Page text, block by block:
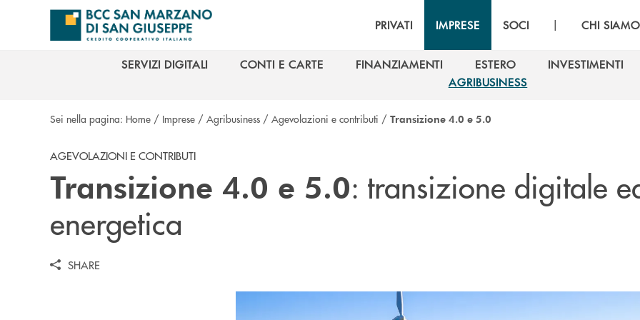
Salta al contenuto principale
PRIVATI IMPRESE SOCI | CHI SIAMO
SERVIZI DIGITALI
CONTI E CARTE
FINANZIAMENTI
ESTERO
ESTERO
INVESTIMENTI
AGRIBUSINESS
Sei nella pagina: Home / Imprese / Agribusiness / Agevolazioni e contributi / Transizione 4.0 e 5.0
AGEVOLAZIONI E CONTRIBUTI
Transizione 4.0 e 5.0: transizione digitale
energetica
SHARE